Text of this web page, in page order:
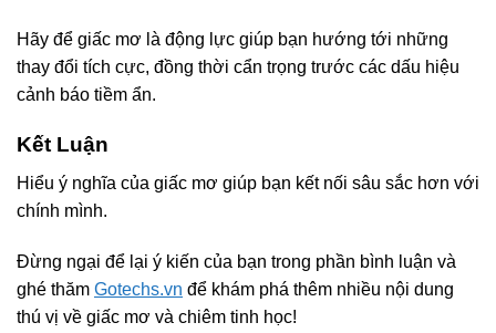
Hãy để giấc mơ là động lực giúp bạn hướng tới những
thay đổi tích cực, đồng thời cẩn trọng trước các dấu hiệu
cảnh báo tiềm ẩn.
Kết Luận
Hiểu ý nghĩa của giấc mơ giúp bạn kết nối sâu sắc hơn với
chính mình.
Đừng ngại để lại ý kiến của bạn trong phần bình luận và
ghé thăm Gotechs.vn để khám phá thêm nhiều nội dung
thú vị về giấc mơ và chiêm tinh học!